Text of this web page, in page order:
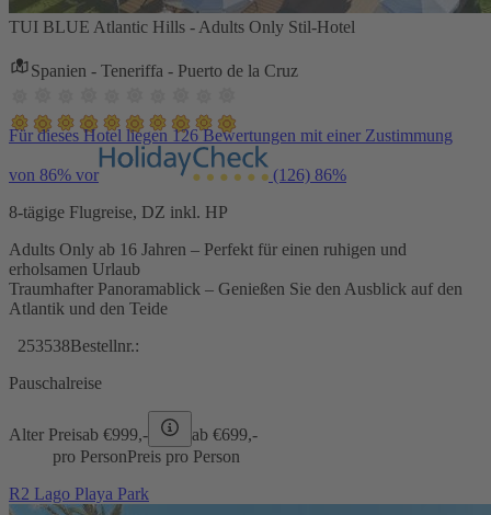
TUI BLUE Atlantic Hills - Adults Only Stil-Hotel
Spanien - Teneriffa - Puerto de la Cruz
Für dieses Hotel liegen 126 Bewertungen mit einer Zustimmung
von 86% vor (126) 86%
8-tägige Flugreise, DZ inkl. HP
Adults Only ab 16 Jahren – Perfekt für einen ruhigen und
erholsamen Urlaub
Traumhafter Panoramablick – Genießen Sie den Ausblick auf den
Atlantik und den Teide
253538Bestellnr.:
Pauschalreise
Alter Preisab €999,- ab €699,-
pro PersonPreis pro Person
R2 Lago Playa Park